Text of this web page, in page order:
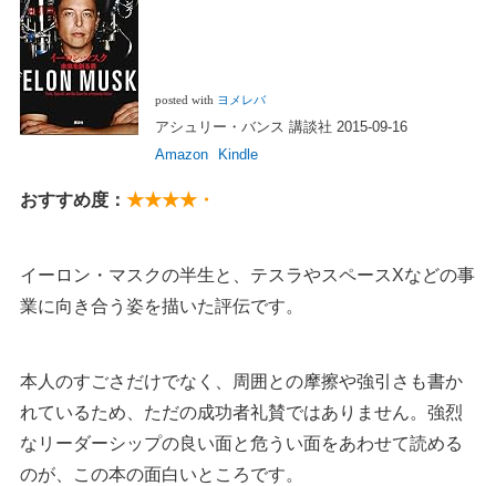
posted with ヨメレバ
アシュリー・バンス 講談社 2015-09-16
Amazon
Kindle
おすすめ度： ★★★★・
イーロン・マスクの半生と、テスラやスペースXなどの事
業に向き合う姿を描いた評伝です。
本人のすごさだけでなく、周囲との摩擦や強引さも書か
れているため、ただの成功者礼賛ではありません。強烈
なリーダーシップの良い面と危うい面をあわせて読める
のが、この本の面白いところです。